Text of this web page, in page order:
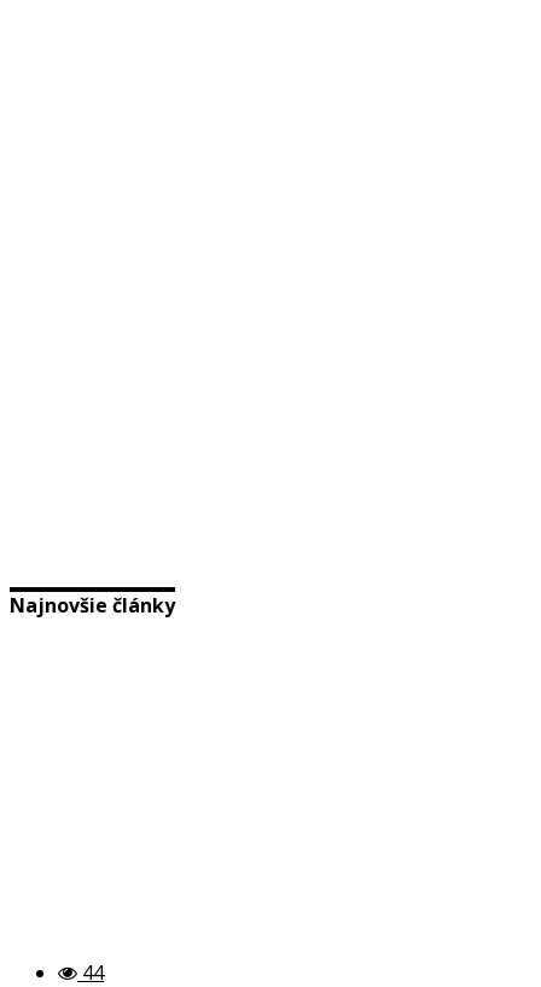
Najnovšie články
44